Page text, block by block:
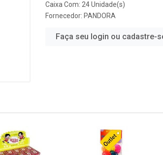
Caixa Com: 24 Unidade(s)
Fornecedor: PANDORA
Faça seu login ou cadastre-